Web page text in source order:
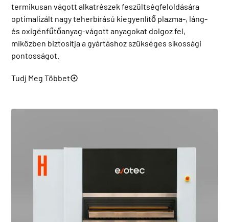
termikusan vágott alkatrészek feszültségfeloldására
optimalizált nagy teherbírású kiegyenlítő plazma-, láng-
és oxigénfűtőanyag-vágott anyagokat dolgoz fel,
miközben biztosítja a gyártáshoz szükséges síkossági
pontosságot.
Tudj Meg Többet